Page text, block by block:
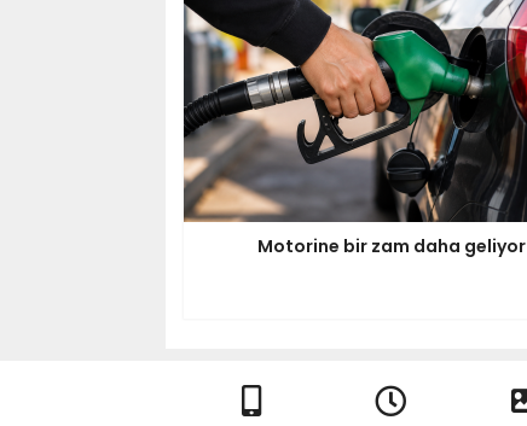
Motorine bir zam daha geliyor